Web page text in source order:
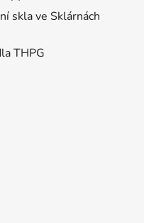
skla ve Sklárnách
THPG